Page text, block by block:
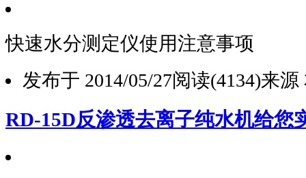
快速水分测定仪使用注意事项
发布于 2014/05/27阅读(4134)来源
RD-15D反渗透去离子纯水机给您